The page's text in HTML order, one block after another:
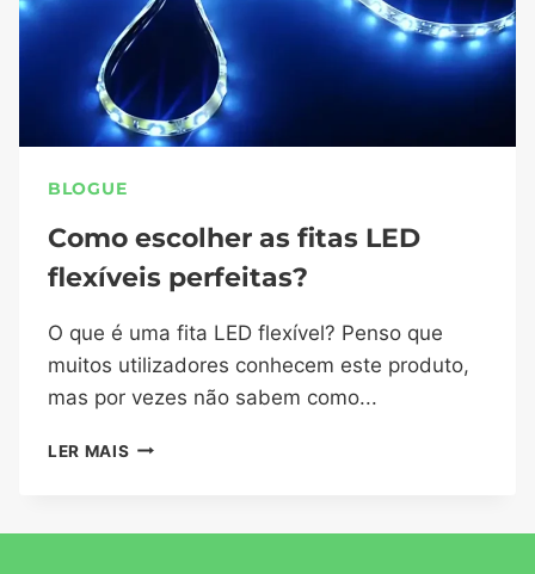
BLOGUE
Como escolher as fitas LED
flexíveis perfeitas?
O que é uma fita LED flexível? Penso que
muitos utilizadores conhecem este produto,
mas por vezes não sabem como...
LER MAIS